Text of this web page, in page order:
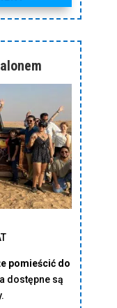
pomieścić do
dostępne są